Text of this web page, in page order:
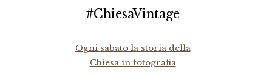
#ChiesaVintage
Ogni sabato la storia della
Chiesa in fotografia